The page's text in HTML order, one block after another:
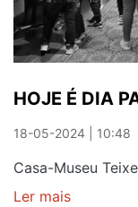
Casa-
Museu
Teixeira
Lopes
e
nas
Diogo
HOJE É DIA
18-05-2024 | 10:48
Casa-Museu
Ler mais